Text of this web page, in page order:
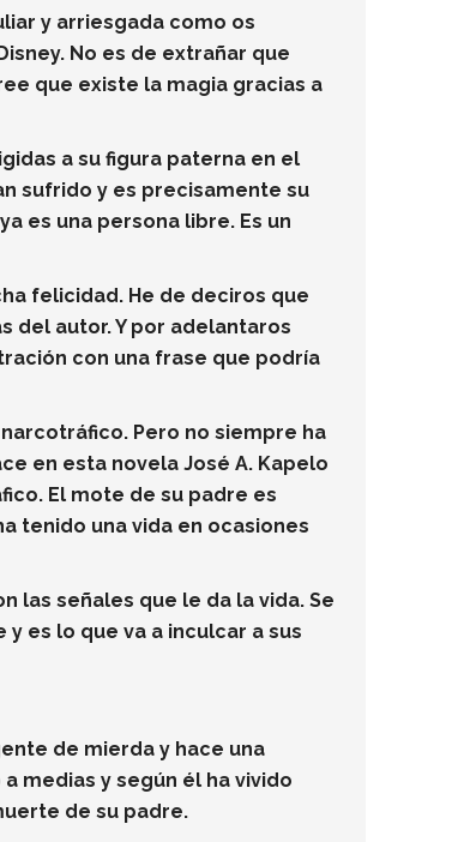
y arriesgada como os
No es de extrañar que
que existe la magia gracias a
a su figura paterna en el
sufrido y es precisamente su
es una persona libre. Es un
felicidad. He de deciros que
del autor. Y por adelantaros
con una frase que podría
Pero no siempre ha
en esta novela José A. Kapelo
El mote de su padre es
tenido una vida en ocasiones
las señales que le da la vida. Se
es lo que va a inculcar a sus
de mierda y hace una
medias y según él ha vivido
de su padre.